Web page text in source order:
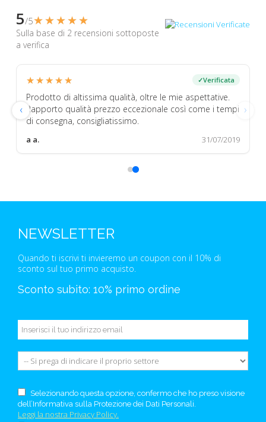
5/5★★★★★
★★★★★
Sulla base di 2 recensioni sottoposte
a verifica
‹
★★★★★
★★★★★ ✓Verificata
Prodotto di altissima qualità, oltre le mie aspettative.
Rapporto qualità prezzo eccezionale così come i tempi
di consegna, consigliatissimo.
a a. 31/07/2019
›
NEWSLETTER
Quando ti iscrivi ti invieremo un coupon con il 10% di
sconto sul tuo primo acquisto.
Sconto subito: 10% primo ordine
Selezionando questa opzione, confermo che ho preso visione
dell’Informativa sulla Protezione dei Dati Personali.
Leggi la nostra Privacy Policy.